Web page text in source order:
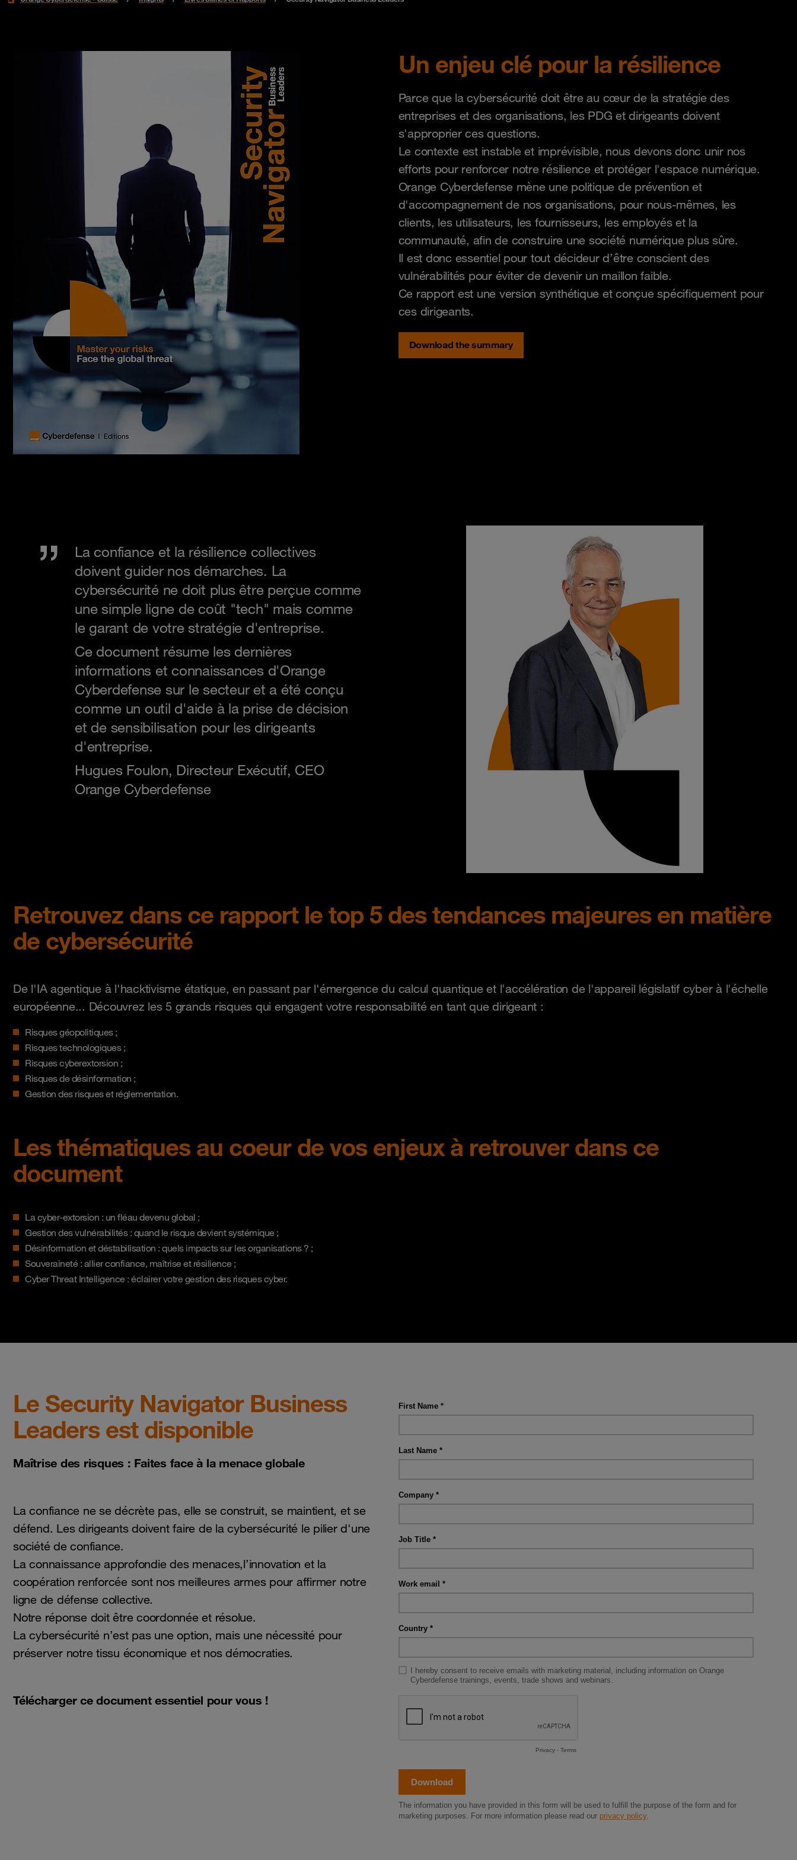
Un enjeu clé pour la résilience
Parce que la cybersécurité doit être au cœur de la stratégie des
entreprises et des organisations, les PDG et dirigeants doivent
s'approprier ces questions.
Le contexte est instable et imprévisible, nous devons donc unir nos
efforts pour renforcer notre résilience et protéger l'espace numérique.
Orange Cyberdefense mène une politique de prévention et
d'accompagnement de nos organisations, pour nous-mêmes, les
clients, les utilisateurs, les fournisseurs, les employés et la
communauté, afin de construire une société numérique plus sûre.
Il est donc essentiel pour tout décideur d’être conscient des
vulnérabilités pour éviter de devenir un maillon faible.
Ce rapport est une version synthétique et conçue spécifiquement pour
ces dirigeants.
Download the summary
La confiance et la résilience collectives
doivent guider nos démarches. La
cybersécurité ne doit plus être perçue comme
une simple ligne de coût "tech" mais comme
le garant de votre stratégie d'entreprise.
Ce document résume les dernières
informations et connaissances d'Orange
Cyberdefense sur le secteur et a été conçu
comme un outil d'aide à la prise de décision
et de sensibilisation pour les dirigeants
d'entreprise.
Hugues Foulon, Directeur Exécutif, CEO
Orange Cyberdefense
Retrouvez dans ce rapport le top 5 des tendances majeures en matière
de cybersécurité
De l'IA agentique à l'hacktivisme étatique, en passant par l'émergence du calcul quantique et l'accélération de l'appareil législatif cyber à l'échelle
européenne... Découvrez les 5 grands risques qui engagent votre responsabilité en tant que dirigeant :
Risques géopolitiques ;
Risques technologiques ;
Risques cyberextorsion ;
Risques de désinformation ;
Gestion des risques et réglementation.
Les thématiques au coeur de vos enjeux à retrouver dans ce
document
La cyber-extorsion : un fléau devenu global ;
Gestion des vulnérabilités : quand le risque devient systémique ;
Désinformation et déstabilisation : quels impacts sur les organisations ? ;
Souveraineté : allier confiance, maîtrise et résilience ;
Cyber Threat Intelligence : éclairer votre gestion des risques cyber.
Le Security Navigator Business
Leaders est disponible
Maîtrise des risques : Faites face à la menace globale
La confiance ne se décrète pas, elle se construit, se maintient, et se
défend. Les dirigeants doivent faire de la cybersécurité le pilier d'une
société de confiance.
La connaissance approfondie des menaces,l’innovation et la
coopération renforcée sont nos meilleures armes pour affirmer notre
ligne de défense collective.
Notre réponse doit être coordonnée et résolue.
La cybersécurité n’est pas une option, mais une nécessité pour
préserver notre tissu économique et nos démocraties.
Télécharger ce document essentiel pour vous !